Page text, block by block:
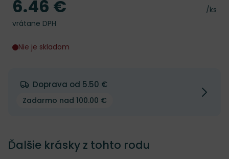
Cena
/ks
Cena
6.46 €
vrátane DPH
Nie je skladom
Doprava od 5.50 €
Zadarmo nad 100.00 €
Ďalšie krásky z tohto rodu